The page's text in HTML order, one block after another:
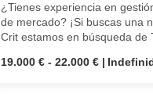
¿Tienes experiencia en
de mercado? ¡Si buscas una
Crit estamos en búsqueda de
19.000 € - 22.000 €